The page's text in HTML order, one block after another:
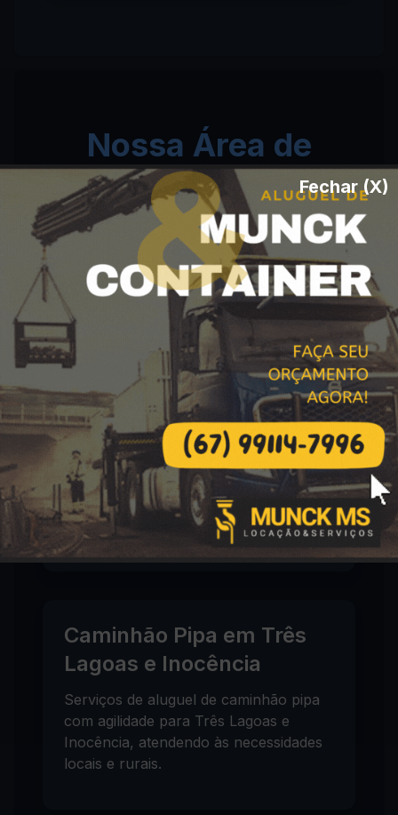
Nossa Área de
Atendimento de
Caminhão Pipa em
MS
Caminhão Pipa em
Bataguassu -
Atendimento Urgente
Cobertura completa em Bataguassu
(Centro, Jardim Santa Luzia, Vila Nova
e outros bairros), garantindo
abastecimento rápido para sua
residência, comércio ou indústria.
Caminhão Pipa em Três
Lagoas e Inocência
Serviços de aluguel de caminhão pipa
com agilidade para Três Lagoas e
Inocência, atendendo às necessidades
locais e rurais.
Fechar (X)